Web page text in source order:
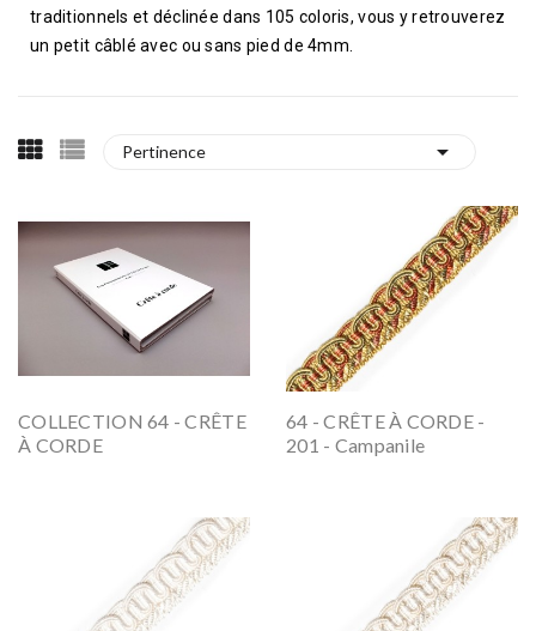
traditionnels et déclinée dans 105 coloris, vous y retrouverez
un petit câblé avec ou sans pied de 4mm.
Pertinence 
COLLECTION 64 - CRÊTE
À CORDE
64 - CRÊTE À CORDE -
201 - Campanile